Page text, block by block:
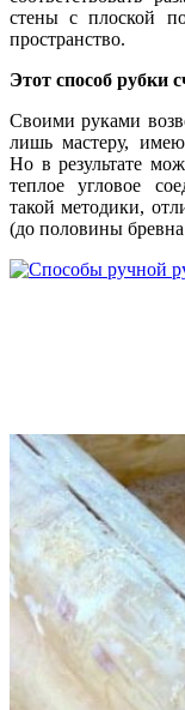
стены с плоской
пространство.
Этот способ рубки
Своими руками
лишь мастеру,
Но в результате
теплое угловое
такой методики,
(до половины